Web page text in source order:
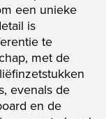
een unieke
is
te
met de
evenals de
en de